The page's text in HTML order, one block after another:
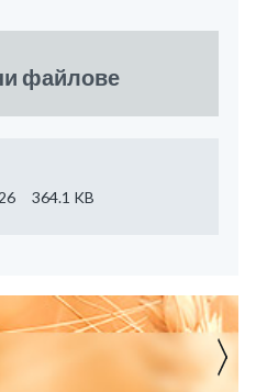
файлове
364.1 KB